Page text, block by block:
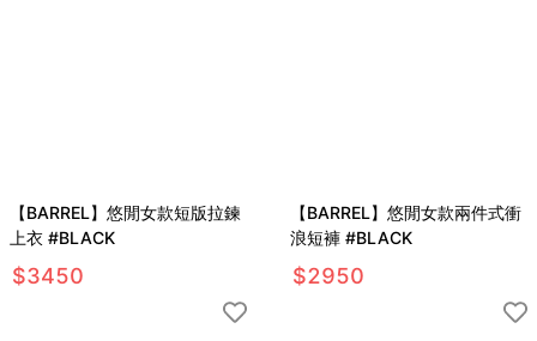
【BARREL】悠閒女款短版拉鍊
上衣 #BLACK
$3450
【BARREL】悠閒女款兩件式衝
浪短褲 #BLACK
$2950